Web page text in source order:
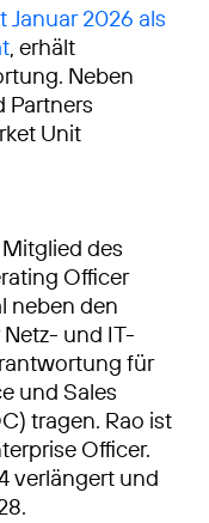
Januar 2026 als
, erhält
Neben
Partners
Unit
des
Officer
neben den
und IT-
für
und Sales
tragen. Rao ist
Officer.
verlängert und